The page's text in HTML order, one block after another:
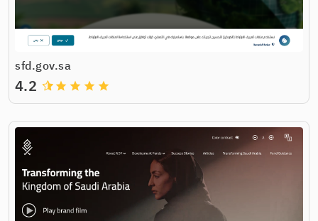
sfd.gov.sa
grade
grade
grade
grade
4.2